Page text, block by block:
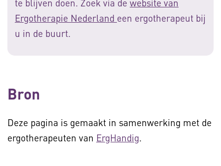
te blijven doen. Zoek via de website van
Ergotherapie Nederland een ergotherapeut bij
u in de buurt.
Bron
Deze pagina is gemaakt in samenwerking met de
ergotherapeuten van ErgHandig.